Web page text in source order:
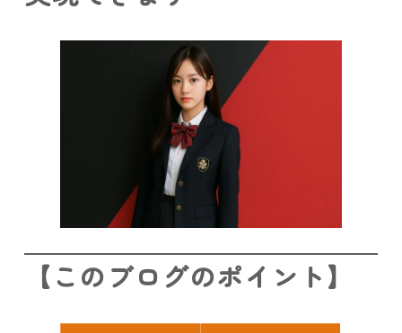
【このブログのポイント】